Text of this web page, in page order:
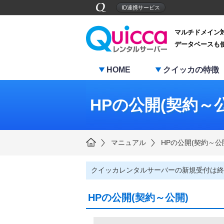
ID連携サービス
マルチドメイン
データベースも
HOME クイッカの特徴
HPの公開(契約～
マニュアル HPの公開(契約～公
クイッカレンタルサーバーの新規受付は
HPの公開(契約～公開)